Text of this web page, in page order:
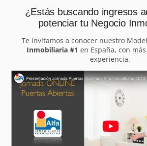
¿Estás buscando ingresos
potenciar tu Negocio
Te invitamos a conocer nuestro
Inmobiliaria #1 en España, con
experiencia.